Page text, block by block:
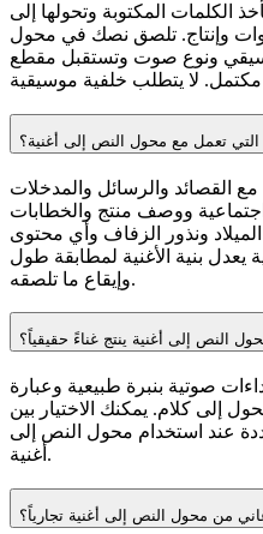
الكلمات المكتوبة وتحولها إلى
وإنتاج. تلصق نصك في محول
ونوع صوت وتستقبل مقطع
تعمل مع محول النص إلى أغنية؟
القصائد والرسائل والمدخلات
ووصف منتج والخطابات
ونذور الزفاف وأي محتوى
بنية الأغنية لمطابقة طول
وإيقاع ما تلصقه.
النص إلى أغنية ينتج غناءً حقيقياً؟
صوتية بنبرة طبيعية وعبارة
إلى كلام. يمكنك الاختيار بين
عند استخدام محول النص إلى
أغنية.
من محول النص إلى أغنية تجارياً؟